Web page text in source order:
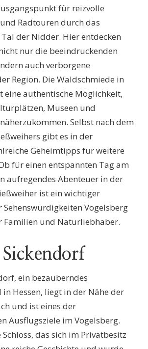
für reizvolle
Radtouren durch das
der Nidder. Hier entdecken
nur die beeindruckenden
auch verborgene
Region. Die Waldschmiede in
eine authentische Möglichkeit,
Museen und
Selbst nach dem
gibt es in der
Geheimtipps für weitere
für einen entspannten Tag am
aufregendes Abenteuer in der
ist ein wichtiger
Sehenswürdigkeiten Vogelsberg
Familien und Naturliebhaber.
Sickendorf
ein bezauberndes
Hessen, liegt in der Nähe der
und ist eines der
Ausflugsziele im Vogelsberg.
das sich im Privatbesitz